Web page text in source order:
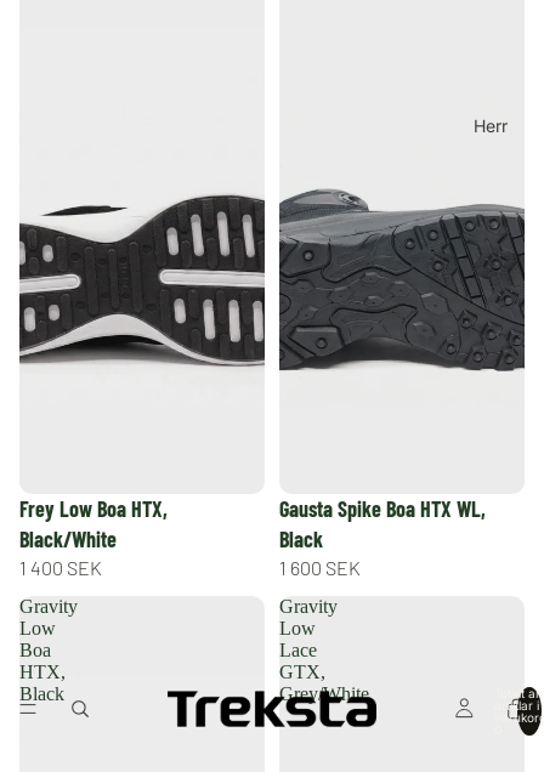
Herr
Totalt
artiklar i
Frey Low Boa HTX,
Black/White
1 400 SEK
Gausta Spike Boa HTX WL,
Black
1 600 SEK
Gravity
Low
Boa
HTX,
Black
Gravity
Low
Lace
GTX,
Grey/White